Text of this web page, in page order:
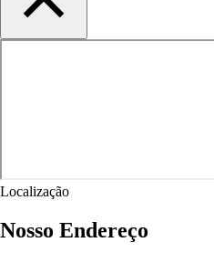
Localização
Nosso Endereço